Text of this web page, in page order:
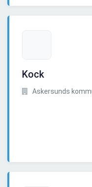
Kock
Askersunds